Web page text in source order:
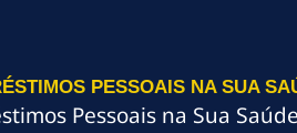
PESSOAIS NA SUA
Pessoais na Sua